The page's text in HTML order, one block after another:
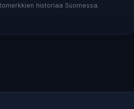
historiaa Suomessa.